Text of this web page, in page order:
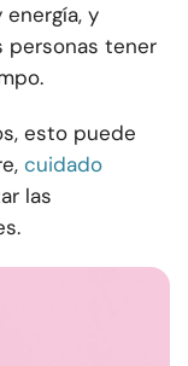
y
personas tener
esto puede
cuidado
las